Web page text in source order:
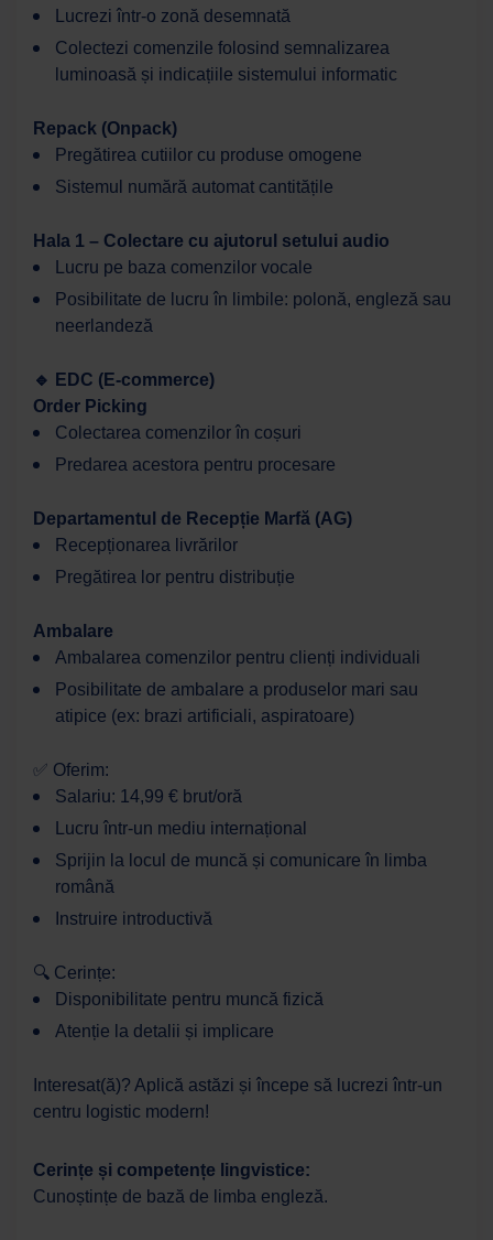
Lucrezi într-o zonă desemnată
Colectezi comenzile folosind semnalizarea
luminoasă și indicațiile sistemului informatic
Repack (Onpack)
Pregătirea cutiilor cu produse omogene
Sistemul numără automat cantitățile
Hala 1 – Colectare cu ajutorul setului audio
Lucru pe baza comenzilor vocale
Posibilitate de lucru în limbile: polonă, engleză sau
neerlandeză
🔹 EDC (E-commerce)
Order Picking
Colectarea comenzilor în coșuri
Predarea acestora pentru procesare
Departamentul de Recepție Marfă (AG)
Recepționarea livrărilor
Pregătirea lor pentru distribuție
Ambalare
Ambalarea comenzilor pentru clienți individuali
Posibilitate de ambalare a produselor mari sau
atipice (ex: brazi artificiali, aspiratoare)
✅ Oferim:
Salariu: 14,99 € brut/oră
Lucru într-un mediu internațional
Sprijin la locul de muncă și comunicare în limba
română
Instruire introductivă
🔍 Cerințe:
Disponibilitate pentru muncă fizică
Atenție la detalii și implicare
Interesat(ă)? Aplică astăzi și începe să lucrezi într-un
centru logistic modern!
Cerințe și competențe lingvistice:
Cunoștințe de bază de limba engleză.
Salut! Cu ce te pot ajuta astăzi?